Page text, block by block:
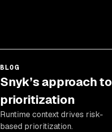
BLOG
Snyk’s approach to
prioritization
Runtime context drives risk-
based prioritization.